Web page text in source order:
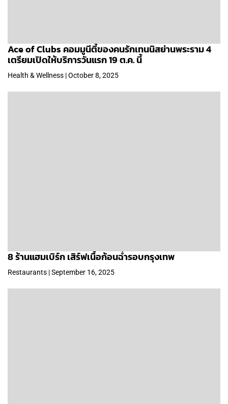
Ace of Clubs คอมมูนีตี้ของคนรักเทนนิสย่านพระราม 4
เตรียมเปิดให้บริการวันแรก 19 ต.ค. นี้
Health & Wellness | October 8, 2025
8 ร้านแฮมเบิร์ก เสิร์ฟเนื้อก้อนฉ่ำรอบกรุงเทพ
Restaurants | September 16, 2025